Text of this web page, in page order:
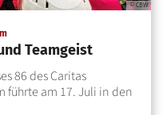
© CBW
:
Teamgeist
86 des Caritas
führte am 17. Juli in den